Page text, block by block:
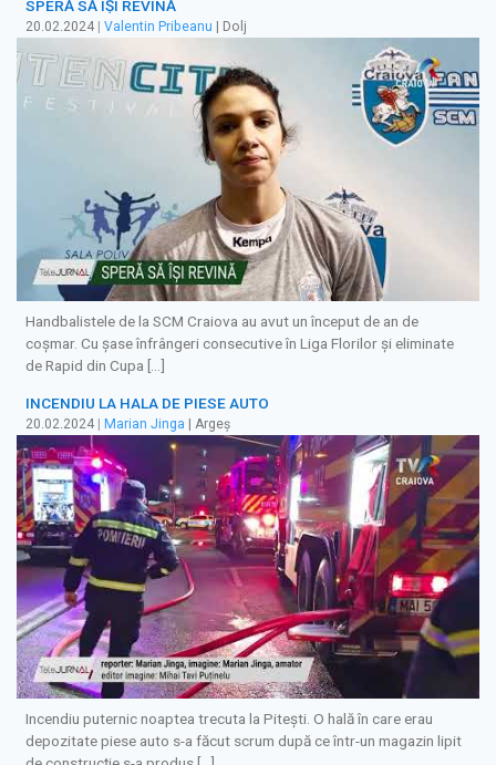
SPERĂ SĂ ÎȘI REVINĂ
20.02.2024 | Valentin Pribeanu | Dolj
Handbalistele de la SCM Craiova au avut un început de an de
coșmar. Cu șase înfrângeri consecutive în Liga Florilor și eliminate
de Rapid din Cupa […]
INCENDIU LA HALA DE PIESE AUTO
20.02.2024 Marian Jinga | Argeș
Incendiu puternic noaptea trecuta la Piteşti. O hală în care erau
depozitate piese auto s-a făcut scrum după ce într-un magazin lipit